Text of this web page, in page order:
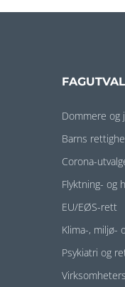
Dommere og
Barns
Corona-
Flyktning- og
EU/EØS-rett
Klima-, miljø-
Psykiatri og